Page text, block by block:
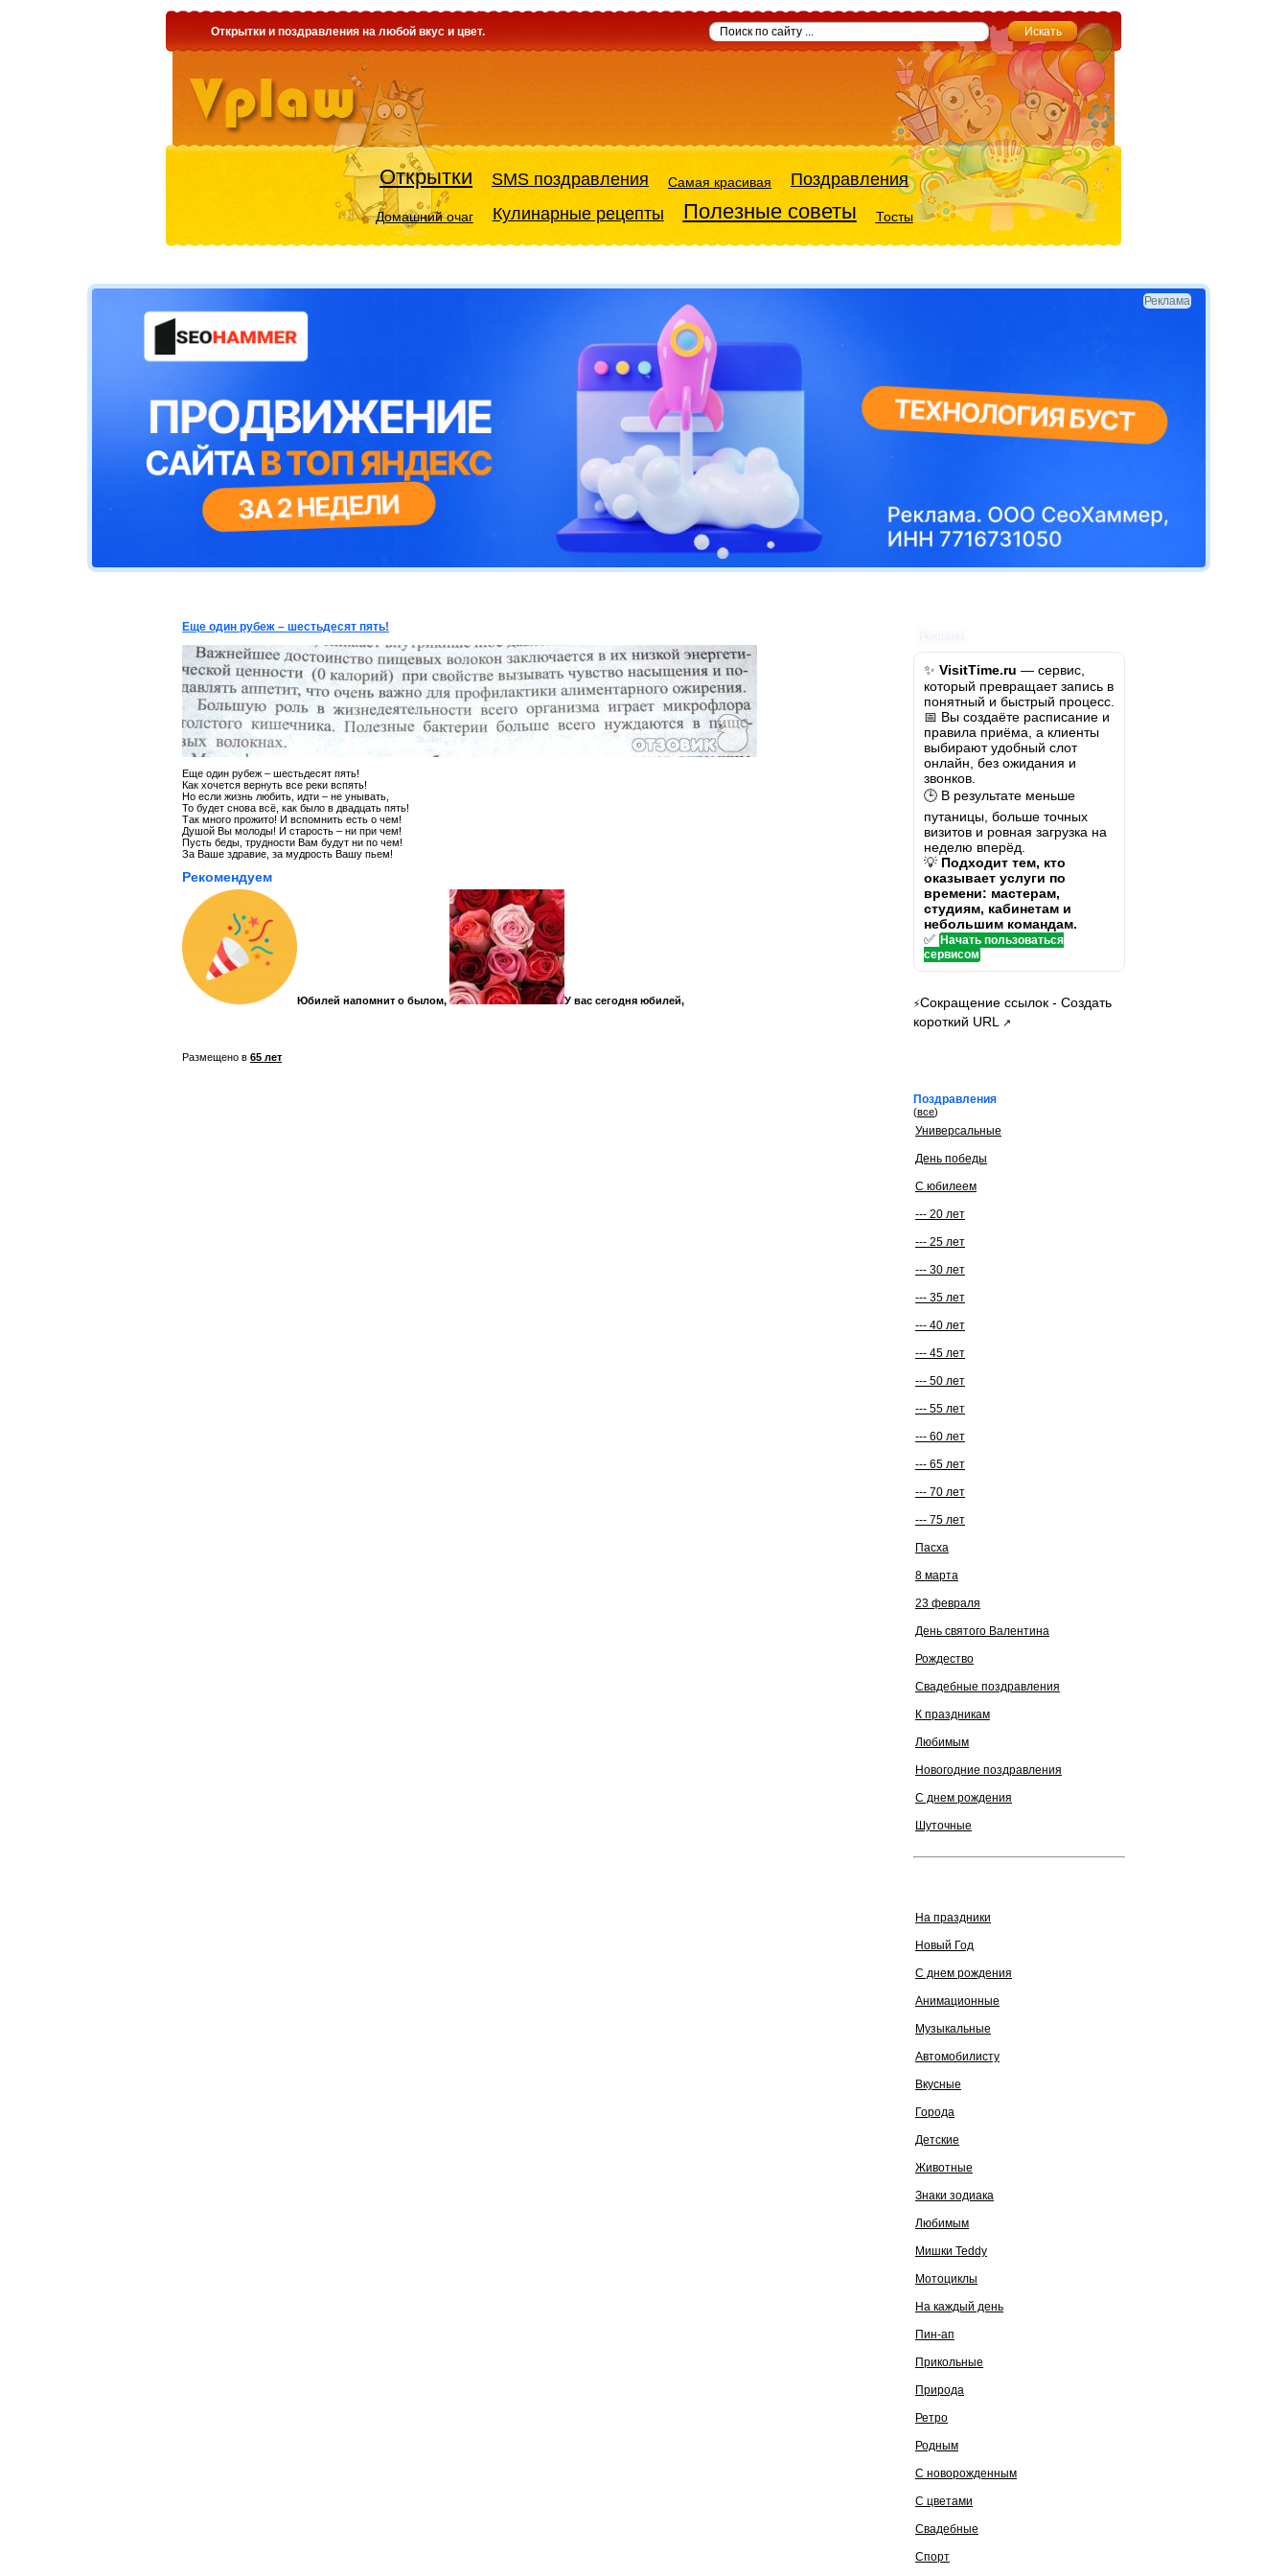
Открытки и поздравления на любой вкус и цвет.
Открытки SMS поздравления Самая красивая Поздравления
Домашний очаг Кулинарные рецепты Полезные советы Тосты
Реклама
Еще один рубеж – шестьдесят пять!
Еще один рубеж – шестьдесят пять!
Как хочется вернуть все реки вспять!
Но если жизнь любить, идти – не унывать,
То будет снова всё, как было в двадцать пять!
Так много прожито! И вспомнить есть о чем!
Душой Вы молоды! И старость – ни при чем!
Пусть беды, трудности Вам будут ни по чем!
За Ваше здравие, за мудрость Вашу пьем!
Рекомендуем
Юбилей напомнит о былом, У вас сегодня юбилей,
Размещено в 65 лет
✨ VisitTime.ru — сервис,
который превращает запись в
понятный и быстрый процесс.
📅 Вы создаёте расписание и
правила приёма, а клиенты
выбирают удобный слот
онлайн, без ожидания и
звонков.
🕒 В результате меньше
путаницы, больше точных
визитов и ровная загрузка на
неделю вперёд.
💡 Подходит тем, кто
оказывает услуги по
времени: мастерам,
студиям, кабинетам и
небольшим командам.
✅ Начать пользоваться
сервисом
⚡Сокращение ссылок - Создать
короткий URL
↗
Поздравления
(все)
Универсальные
День победы
С юбилеем
--- 20 лет
--- 25 лет
--- 30 лет
--- 35 лет
--- 40 лет
--- 45 лет
--- 50 лет
--- 55 лет
--- 60 лет
--- 65 лет
--- 70 лет
--- 75 лет
Пасха
8 марта
23 февраля
День святого Валентина
Рождество
Cвадебные поздравления
К праздникам
Любимым
Новогодние поздравления
С днем рождения
Шуточные
На праздники
Новый Год
С днем рождения
Анимационные
Музыкальные
Автомобилисту
Вкусные
Города
Детские
Животные
Знаки зодиака
Любимым
Мишки Teddy
Мотоциклы
На каждый день
Пин-ап
Прикольные
Природа
Ретро
Родным
С новорожденным
С цветами
Свадебные
Спорт